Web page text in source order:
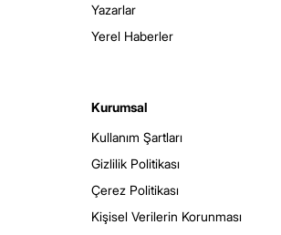
Yazarlar
Yerel Haberler
Kurumsal
Kullanım Şartları
Gizlilik Politikası
Çerez Politikası
Kişisel Verilerin Korunması